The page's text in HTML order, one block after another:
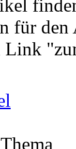
für
Link